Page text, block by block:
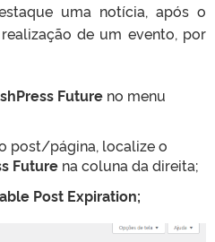
uma notícia, após o
de um evento, por
Future no menu
post/página, localize o
Future na coluna da direita;
Post Expiration;